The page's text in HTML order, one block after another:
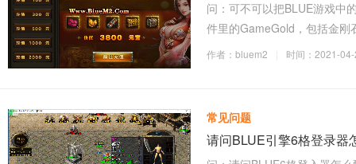
问：可不可以把BLUE游戏中
件里的GameGold，包括金刚
作者：bluem2 时间：2021-
常见问题
请问BLUE引擎6格登录器